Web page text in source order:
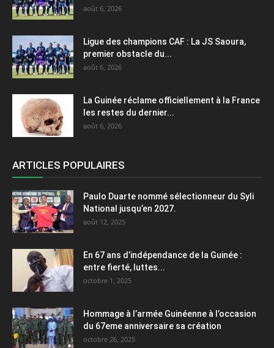
août 6, 2026
Ligue des champions CAF : La JS Saoura,
premier obstacle du...
août 6, 2026
La Guinée réclame officiellement à la France
les restes du dernier...
août 6, 2026
ARTICLES POPULAIRES
Paulo Duarte nommé sélectionneur du Syli
National jusqu’en 2027.
août 12, 2025
En 67 ans d’indépendance de la Guinée :
entre fierté, luttes...
octobre 1, 2025
Hommage à l’armée Guinéenne à l’occasion
du 67eme anniversaire sa création
octobre 26, 2025